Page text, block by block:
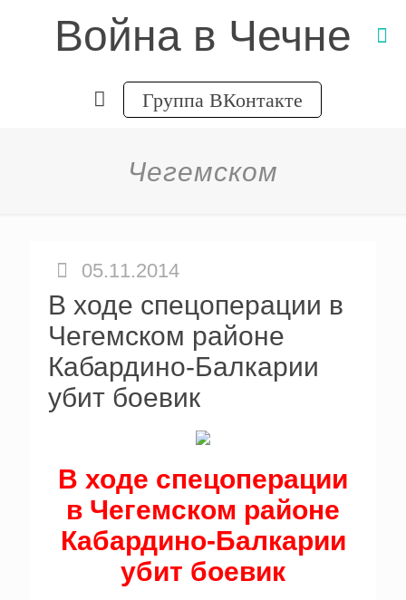
Война в Чечне
Группа ВКонтакте
Чегемском
05.11.2014
В ходе спецоперации в
Чегемском районе
Кабардино-Балкарии
убит боевик
В ходе спецоперации
в Чегемском районе
Кабардино-Балкарии
убит боевик